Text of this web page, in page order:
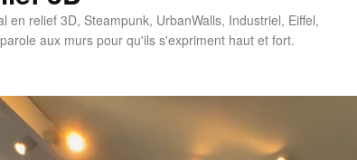
en relief 3D, Steampunk, UrbanWalls, Industriel, Eiffel,
aux murs pour qu'ils s'expriment haut et fort.